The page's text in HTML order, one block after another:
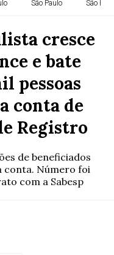
São Paulo São
cresce
e bate
pessoas
conta de
Registro
de beneficiados
conta. Número foi
com a Sabesp